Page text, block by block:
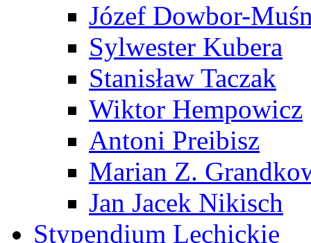
Józef Dowbor-
Sylwester Kubera
Stanisław Taczak
Wiktor Hempowicz
Antoni Preibisz
Marian Z.
Jan Jacek Nikisch
Stypendium Lechickie